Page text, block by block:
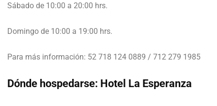
Sábado de 10:00 a 20:00 hrs.
Domingo de 10:00 a 19:00 hrs.
Para más información: 52 718 124 0889 / 712 279 1985
Dónde hospedarse: Hotel La Esperanza